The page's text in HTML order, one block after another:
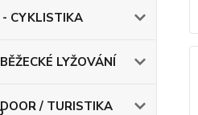
- CYKLISTIKA
LYŽOVÁNÍ
/ TURISTIKA